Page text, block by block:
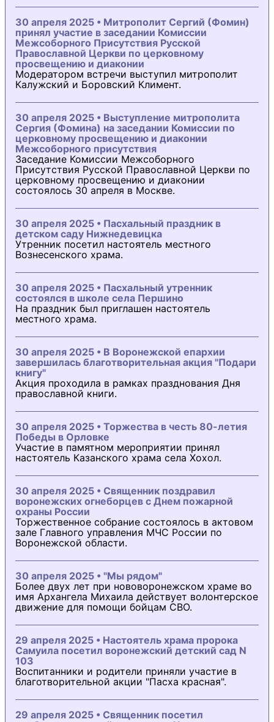
30 апреля 2025 • Митрополит Сергий (Фомин)
принял участие в заседании Комиссии
Межсоборного Присутствия Русской
Православной Церкви по церковному
просвещению и диаконии
Модератором встречи выступил митрополит
Калужский и Боровский Климент.
30 апреля 2025 • Выступление митрополита
Сергия (Фомина) на заседании Комиссии по
церковному просвещению и диаконии
Межсоборного присутствия
Заседание Комиссии Межсоборного
Присутствия Русской Православной Церкви по
церковному просвещению и диаконии
состоялось 30 апреля в Москве.
30 апреля 2025 • Пасхальный праздник в
детском саду Нижнедевицка
Утренник посетил настоятель местного
Вознесенского храма.
30 апреля 2025 • Пасхальный утренник
состоялся в школе села Першино
На праздник был приглашен настоятель
местного храма.
30 апреля 2025 • В Воронежской епархии
завершилась благотворительная акция "Подари
книгу"
Акция проходила в рамках празднования Дня
православной книги.
30 апреля 2025 • Торжества в честь 80-летия
Победы в Орловке
Участие в памятном мероприятии принял
настоятель Казанского храма села Хохол.
30 апреля 2025 • Священник поздравил
воронежских огнеборцев с Днем пожарной
охраны России
Торжественное собрание состоялось в актовом
зале Главного управления МЧС России по
Воронежской области.
30 апреля 2025 • "Мы рядом"
Более двух лет при нововоронежском храме во
имя Архангела Михаила действует волонтерское
движение для помощи бойцам СВО.
29 апреля 2025 • Настоятель храма пророка
Самуила посетил воронежский детский сад N
103
Воспитанники и родители приняли участие в
благотворительной акции "Пасха красная".
29 апреля 2025 • Священник посетил